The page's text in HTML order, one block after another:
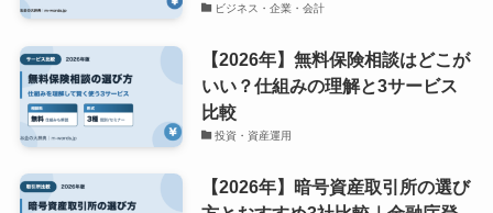
ビジネス・企業・会計
【2026年】無料保険相談はどこが
いい？仕組みの理解と3サービス
比較
投資・資産運用
【2026年】暗号資産取引所の選び